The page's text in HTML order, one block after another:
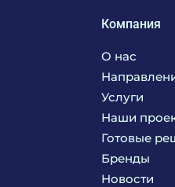
Компания
О нас
Кухня
Текстиль
Химия
Услуги
Поставка
Консалтинг
Наши
Готовые
Бренды
Новости